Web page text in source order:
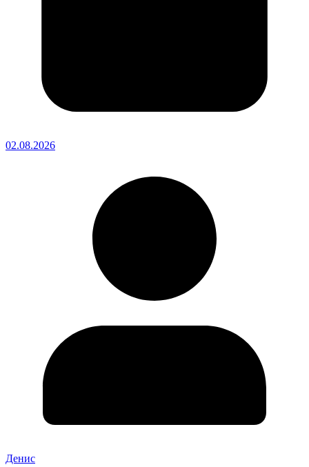
02.08.2026
Денис